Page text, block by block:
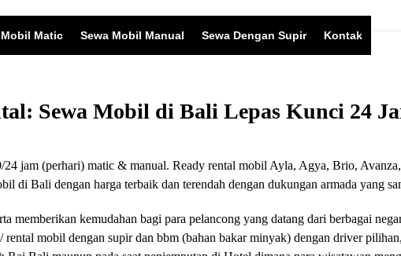
Matic Sewa Mobil Manual Sewa Dengan Supir Kontak
Sewa Mobil di Bali Lepas Kunci 24
jam (perhari) matic & manual. Ready rental mobil Ayla, Agya, Brio,
di Bali dengan harga terbaik dan terendah dengan dukungan armada yang
memberikan kemudahan bagi para pelancong yang datang dari berbagai
mobil dengan supir dan bbm (bahan bakar minyak) dengan driver